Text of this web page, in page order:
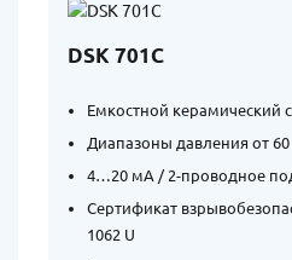
DSK 701C
Емкостной керамический
Диапазоны давления от
4…20 мА / 2-проводное
Сертификат
1062 U